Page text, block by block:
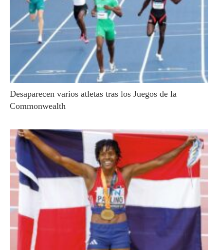
Desaparecen varios atletas tras los Juegos de la
Commonwealth